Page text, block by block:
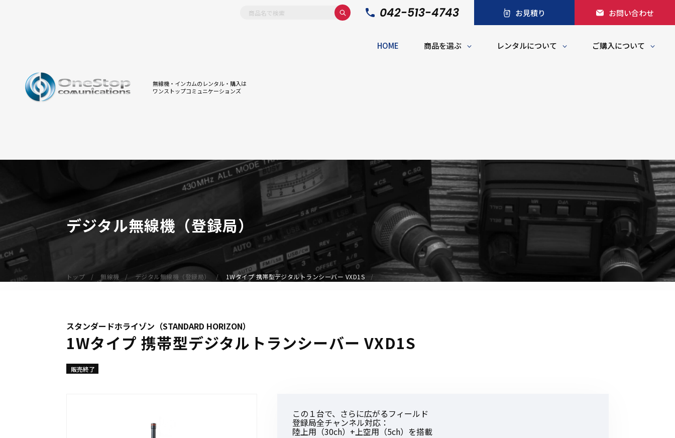
無線機・インカムのレンタル・購入は
ワンストップコミュニケーションズ
042-513-4743 お見積り お問い合わせ
HOME 商品を選ぶ レンタルについて ご購入について
無線機
デジタル無線機（登録局）
デジタル無線機（免許局）
受信機（レシーバー）
アマチュア無線機
オーダーコール
アクセサリー
イヤホンマイク
スピーカーマイク
イヤホン
ベルトクリップ
その他アクセサリー
ポータブルワイヤレスアンプ
デジタル無線機（登録局）
トップ 無線機 デジタル無線機（登録局） 1Wタイプ 携帯型デジタルトランシーバー VXD1S
スタンダードホライゾン（STANDARD HORIZON）
1Wタイプ 携帯型デジタルトランシーバー VXD1S
販売終了
この１台で、さらに広がるフィールド
登録局全チャンネル対応：
陸上用（30ch）+上空用（5ch）を搭載